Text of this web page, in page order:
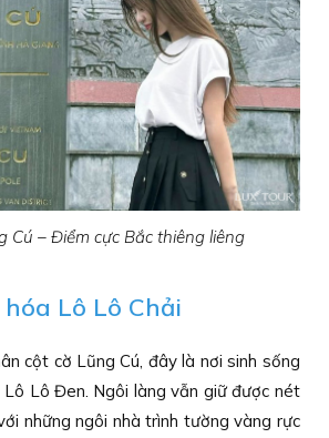
Cú – Điểm cực Bắc thiêng liêng
Lô Lô Chải
cột cờ Lũng Cú, đây là nơi sinh sống
Lô Lô Đen. Ngôi làng vẫn giữ được nét
những ngôi nhà trình tường vàng rực